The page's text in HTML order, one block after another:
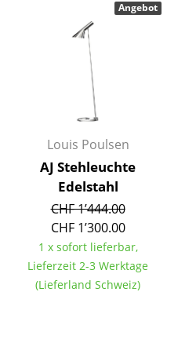
Figuren & Miniaturen
Büroutensilien
Aufbewahrungsboxen
Decken
Kissen
Teppiche
Vorhänge
Louis Poulsen
AJ Stehleuchte
Edelstahl
CHF 1’444.00
CHF 1’300.00
1 x sofort lieferbar,
Lieferzeit 2-3 Werktage
(Lieferland Schweiz)
Angebot